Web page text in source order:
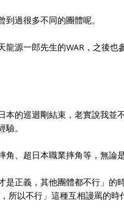
過很多不同的團體呢。
龍源一郎先生的WAR，之後也
本的巡迴剛結束，老實說我並
驗。
、超日本職業摔角等，無論
是正義，其他團體都不行」的
所以不行」這種互相謾罵的時